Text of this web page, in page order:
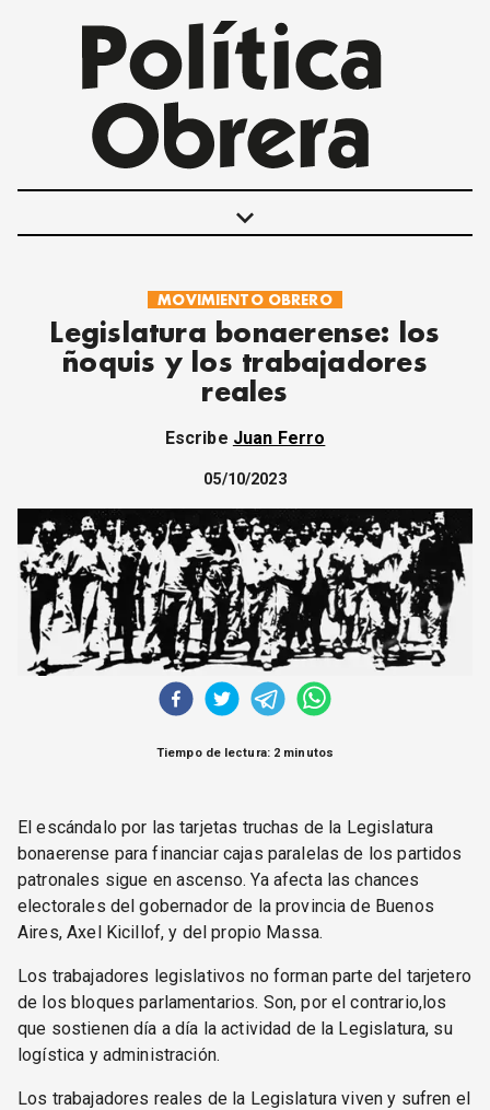
keyboard_arrow_down
POLÍTICAS
INTERNACIONALES
MOVIMIENTO OBRERO
MUJER
SOCIEDAD Y CULTURA
JUVENTUD
CORREO DE LECTORES
DEBATE
ARCHIVO
DECLARACIONES
OPINIÓN
ALTAMIRA RESPONDE
Política Obrera Revista
CONTACTO
MOVIMIENTO OBRERO
Legislatura bonaerense: los
ñoquis y los trabajadores
reales
Escribe Juan Ferro
05/10/2023
Tiempo de lectura: 2 minutos
El escándalo por las tarjetas truchas de la Legislatura
bonaerense para financiar cajas paralelas de los partidos
patronales sigue en ascenso. Ya afecta las chances
electorales del gobernador de la provincia de Buenos
Aires, Axel Kicillof, y del propio Massa.
Los trabajadores legislativos no forman parte del tarjetero
de los bloques parlamentarios. Son, por el contrario,los
que sostienen día a día la actividad de la Legislatura, su
logística y administración.
Los trabajadores reales de la Legislatura viven y sufren el